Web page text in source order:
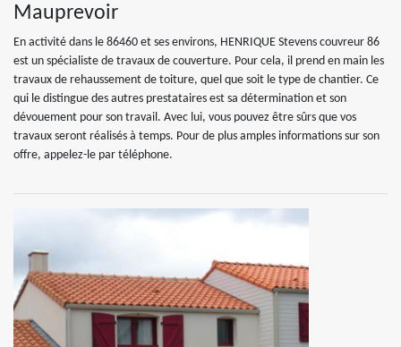
Mauprevoir
En activité dans le 86460 et ses environs, HENRIQUE Stevens couvreur 86
est un spécialiste de travaux de couverture. Pour cela, il prend en main les
travaux de rehaussement de toiture, quel que soit le type de chantier. Ce
qui le distingue des autres prestataires est sa détermination et son
dévouement pour son travail. Avec lui, vous pouvez être sûrs que vos
travaux seront réalisés à temps. Pour de plus amples informations sur son
offre, appelez-le par téléphone.